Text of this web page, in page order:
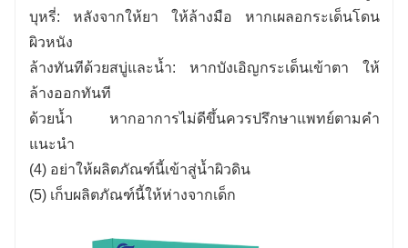
บุหรี่: หลังจากให้ยา ให้ล้างมือ หากเผลอกระเด็นโดน
ผิวหนัง
ล้างทันทีด้วยสบู่และน้ำ: หากบังเอิญกระเด็นเข้าตา ให้
ล้างออกทันที
ด้วยน้ำ หากอาการไม่ดีขึ้นควรปรึกษาแพทย์ตามคำ
แนะนำ
(4) อย่าให้ผลิตภัณฑ์นี้เข้าสู่น้ำผิวดิน
(5) เก็บผลิตภัณฑ์นี้ให้ห่างจากเด็ก